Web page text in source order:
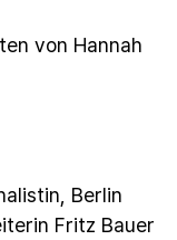
von Hannah
Berlin
Fritz Bauer